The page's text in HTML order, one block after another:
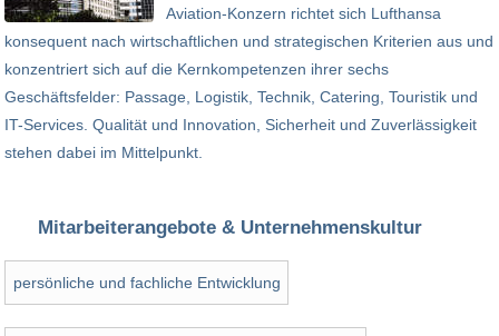
Aviation-Konzern richtet sich Lufthansa
konsequent nach wirtschaftlichen und strategischen Kriterien aus und
konzentriert sich auf die Kernkompetenzen ihrer sechs
Geschäftsfelder: Passage, Logistik, Technik, Catering, Touristik und
IT-Services. Qualität und Innovation, Sicherheit und Zuverlässigkeit
stehen dabei im Mittelpunkt.
Mitarbeiterangebote & Unternehmenskultur
persönliche und fachliche Entwicklung